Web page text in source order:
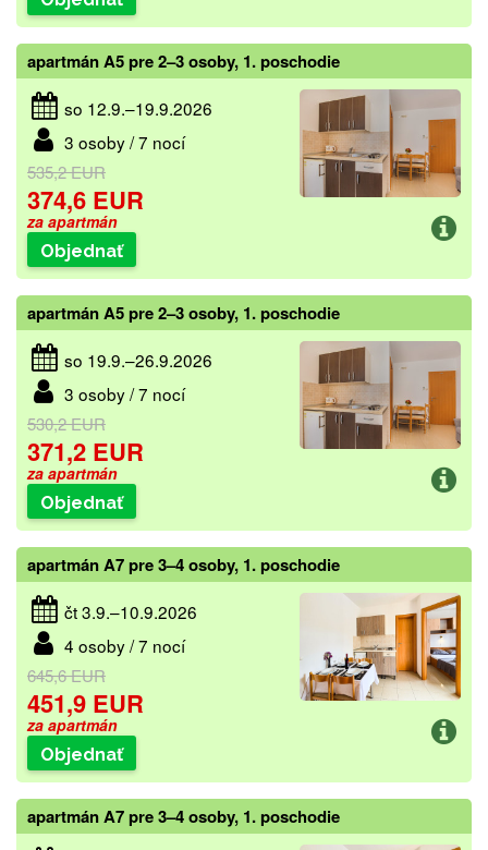
apartmán A5 pre 2–3 osoby, 1. poschodie
so 12.9.–19.9.2026
3 osoby / 7 nocí
535,2 EUR
374,6 EUR
za apartmán
Objednať
apartmán A5 pre 2–3 osoby, 1. poschodie
so 19.9.–26.9.2026
3 osoby / 7 nocí
530,2 EUR
371,2 EUR
za apartmán
Objednať
apartmán A7 pre 3–4 osoby, 1. poschodie
čt 3.9.–10.9.2026
4 osoby / 7 nocí
645,6 EUR
451,9 EUR
za apartmán
Objednať
apartmán A7 pre 3–4 osoby, 1. poschodie